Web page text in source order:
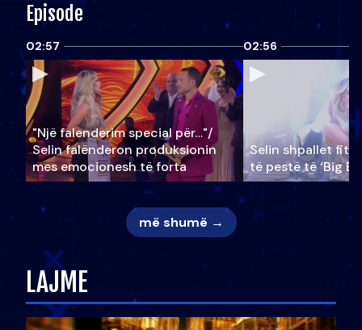
Episode
02:57
"Një falenderim special për…"/
Selin falënderon produksionin
mes emocionesh të forta
02:56
Selin shpallet
të pestë të ‘Big
më shumë →
LAJME